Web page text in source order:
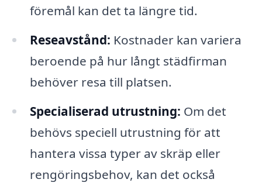
föremål kan det ta längre tid.
Reseavstånd: Kostnader kan variera
beroende på hur långt städfirman
behöver resa till platsen.
Specialiserad utrustning: Om det
behövs speciell utrustning för att
hantera vissa typer av skräp eller
rengöringsbehov, kan det också